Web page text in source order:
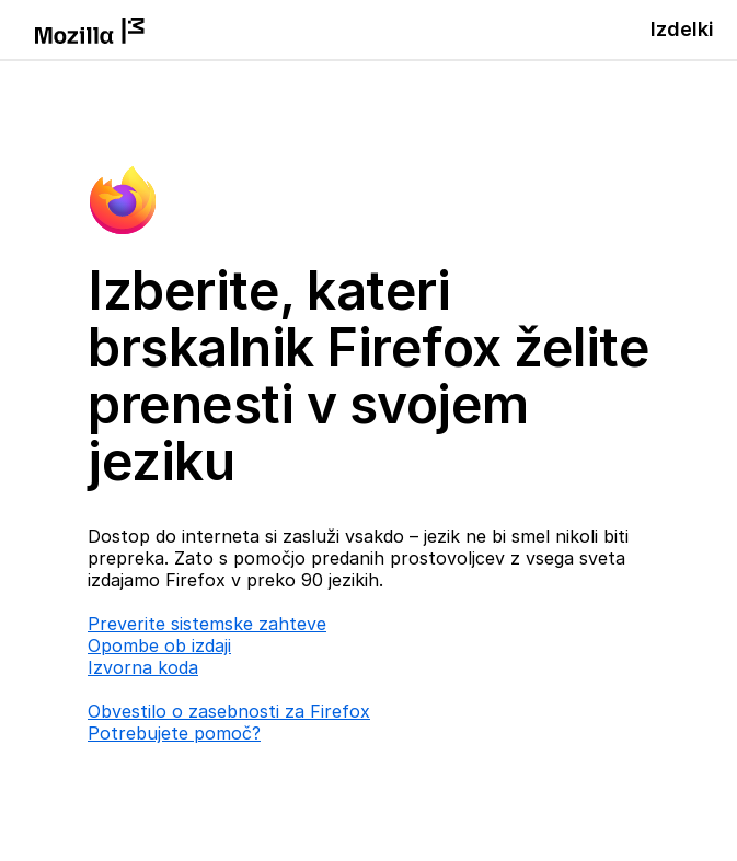
Izdelki
Izberite, kateri
brskalnik Firefox želite
prenesti v svojem
jeziku
Dostop do interneta si zasluži vsakdo – jezik ne bi smel nikoli biti
prepreka. Zato s pomočjo predanih prostovoljcev z vsega sveta
izdajamo Firefox v preko 90 jezikih.
Preverite sistemske zahteve
Opombe ob izdaji
Izvorna koda
Obvestilo o zasebnosti za Firefox
Potrebujete pomoč?